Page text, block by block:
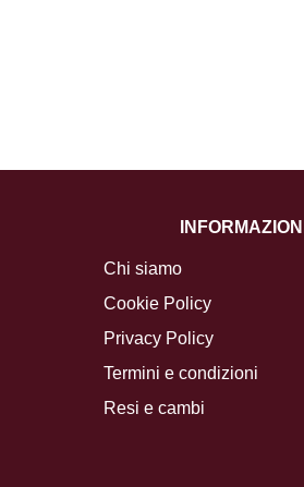
INFORMAZIONI
Chi siamo
Cookie Policy
Privacy Policy
Termini e condizioni
Resi e cambi